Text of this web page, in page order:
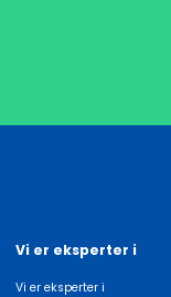
Vi er eksperter i
Vi er eksperter i